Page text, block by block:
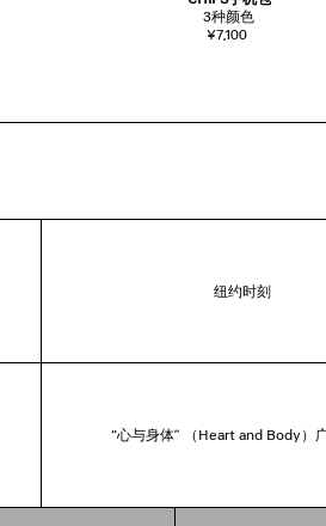
3种颜色
¥7,100
纽约时刻
“心与身体” （Heart and Body）